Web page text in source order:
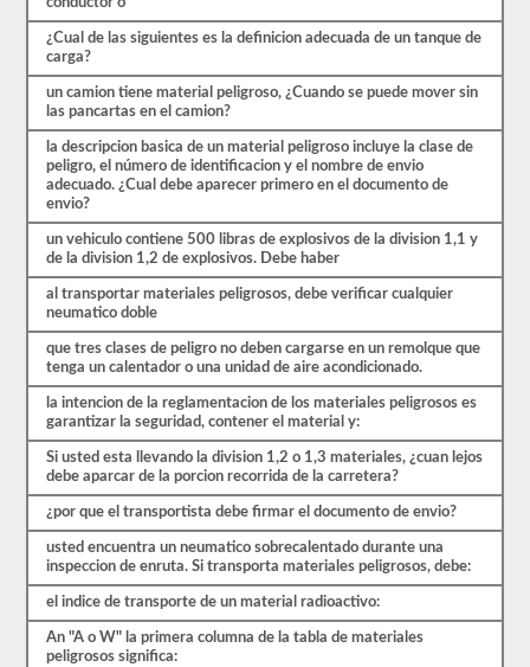
primer
paso
para
obtener
respaldo.
También
tendrá
que
tomar
sus
digitales
aprobar
amenazas
aprobación
materiales
peligrosos
la
TSA
para
ser
aprobado
para
llevar
una
aprobación
conductor o
¿Cual de las siguientes es la definicion adecuada de un tanque de
carga?
un camion tiene material peligroso, ¿Cuando se puede mover sin
las pancartas en el camion?
la descripcion basica de un material peligroso incluye la clase de
peligro, el número de identificacion y el nombre de envio
adecuado. ¿Cual debe aparecer primero en el documento de
envio?
un vehiculo contiene 500 libras de explosivos de la division 1,1 y
de la division 1,2 de explosivos. Debe haber
al transportar materiales peligrosos, debe verificar cualquier
neumatico doble
que tres clases de peligro no deben cargarse en un remolque que
tenga un calentador o una unidad de aire acondicionado.
la intencion de la reglamentacion de los materiales peligrosos es
garantizar la seguridad, contener el material y:
Si usted esta llevando la division 1,2 o 1,3 materiales, ¿cuan lejos
debe aparcar de la porcion recorrida de la carretera?
¿por que el transportista debe firmar el documento de envio?
usted encuentra un neumatico sobrecalentado durante una
inspeccion de enruta. Si transporta materiales peligrosos, debe:
el indice de transporte de un material radioactivo:
An "A o W" la primera columna de la tabla de materiales
peligrosos significa: